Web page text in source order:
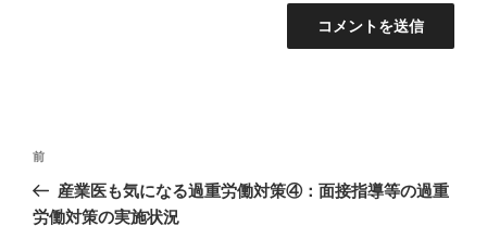
投
ナ
過
去
の
前
産業医も気になる過重労働対策④：面接指導等の過重
労働対策の実施状況